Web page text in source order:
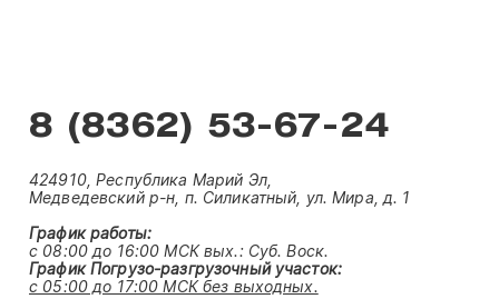
8 (8362) 53-67-24
424910, Республика Марий Эл,
Медведевский р-н, п. Силикатный, ул. Мира, д. 1
График работы:
с 08:00 до 16:00 МСК вых.: Суб. Воск.
График Погрузо-разгрузочный участок:
с 05:00 до 17:00 МСК без выходных.